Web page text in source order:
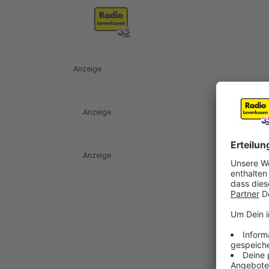
Anzeige
Anzeige
Anzeige